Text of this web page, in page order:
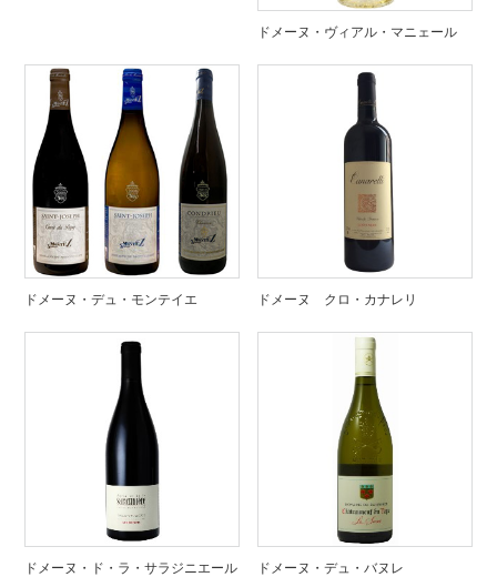
ドメーヌ・ヴィアル・マニェール
ドメーヌ・デュ・モンテイエ ドメーヌ クロ・カナレリ
ドメーヌ・ド・ラ・サラジニエール ドメーヌ・デュ・バヌレ